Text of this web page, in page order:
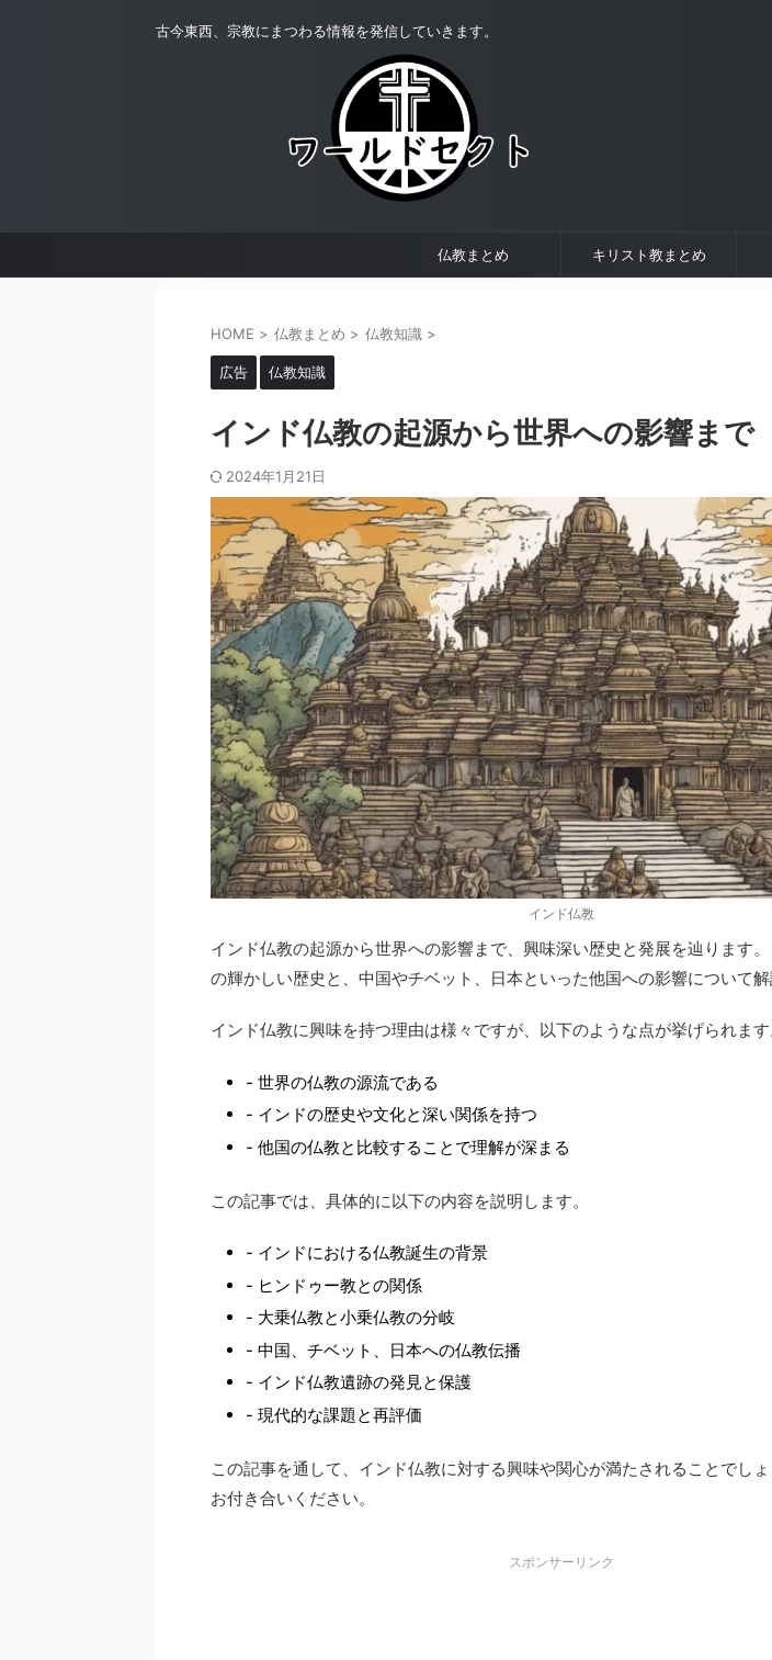
古今東西、宗教にまつわる情報を発信していきます。
仏教まとめ キリスト教まとめ
HOME > 仏教まとめ > 仏教知識 >
広告 仏教知識
インド仏教の起源から世界への影響まで
2024年1月21日
インド仏教
インド仏教の起源から世界への影響まで、興味深い歴史と発展を辿ります
の輝かしい歴史と、中国やチベット、日本といった他国への影響について解
インド仏教に興味を持つ理由は様々ですが、以下のような点が挙げられます
- 世界の仏教の源流である
- インドの歴史や文化と深い関係を持つ
- 他国の仏教と比較することで理解が深まる
この記事では、具体的に以下の内容を説明します。
- インドにおける仏教誕生の背景
- ヒンドゥー教との関係
- 大乗仏教と小乗仏教の分岐
- 中国、チベット、日本への仏教伝播
- インド仏教遺跡の発見と保護
- 現代的な課題と再評価
この記事を通して、インド仏教に対する興味や関心が満たされることでし
お付き合いください。
スポンサーリンク